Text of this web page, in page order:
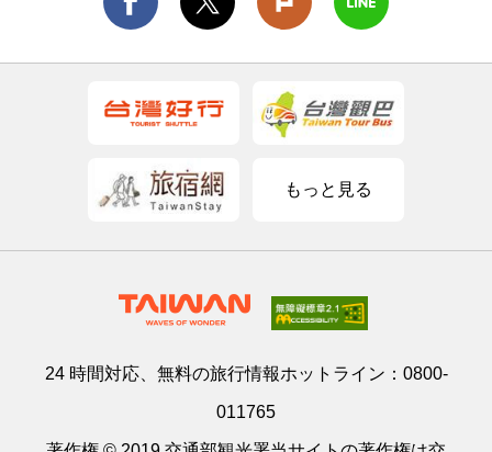
もっと見る
24 時間対応、無料の旅行情報ホットライン： 0800-
011765